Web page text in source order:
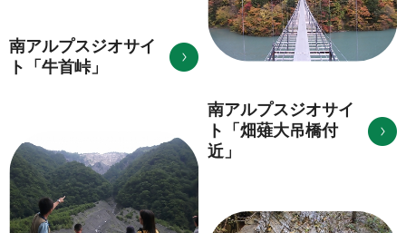
南アルプスジオサイ
ト「牛首峠」
南アルプスジオサイ
ト「畑薙大吊橋付
近」